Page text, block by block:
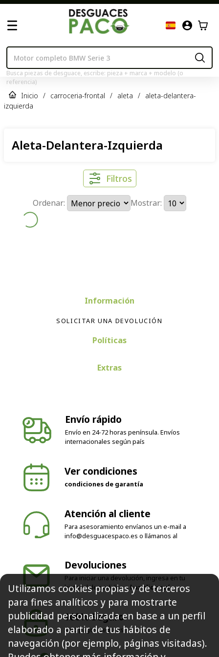
Busca piezas de desguace, escribe: pieza + marca + modelo (o
referencia)
Inicio / carroceria-frontal / aleta / aleta-delantera-
izquierda
Aleta-Delantera-Izquierda
Filtros
Ordenar: Mostrar:
Información
SOLICITAR UNA DEVOLUCIÓN
Políticas
Extras
Envío rápido
Envío en 24-72 horas península. Envíos
internacionales según país
Ver condiciones
condiciones de garantía
Atención al cliente
Para asesoramiento envíanos un e-mail a
info@desguacespaco.es o llámanos al
Devoluciones
Para iniciar una devolución, ingresa en tu
historial de pedidos o haz clic aquí
100% Seguro
Solo pagos seguros
Utilizamos cookies propias y de terceros
para fines analíticos y para mostrarte
publicidad personalizada en base a un perfil
elaborado a partir de tus hábitos de
navegación (por ejemplo, páginas visitadas).